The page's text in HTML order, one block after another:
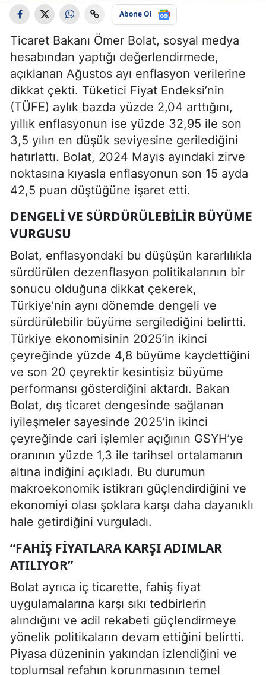
Abone Ol
Ticaret Bakanı Ömer Bolat, sosyal medya
hesabından yaptığı değerlendirmede,
açıklanan Ağustos ayı enflasyon verilerine
dikkat çekti. Tüketici Fiyat Endeksi’nin
(TÜFE) aylık bazda yüzde 2,04 arttığını,
yıllık enflasyonun ise yüzde 32,95 ile son
3,5 yılın en düşük seviyesine gerilediğini
hatırlattı. Bolat, 2024 Mayıs ayındaki zirve
noktasına kıyasla enflasyonun son 15 ayda
42,5 puan düştüğüne işaret etti.
DENGELI VE SÜRDÜRÜLEBILIR BÜYÜME
VURGUSU
Bolat, enflasyondaki bu düşüşün kararlılıkla
sürdürülen dezenflasyon politikalarının bir
sonucu olduğuna dikkat çekerek,
Türkiye’nin aynı dönemde dengeli ve
sürdürülebilir büyüme sergilediğini belirtti.
Türkiye ekonomisinin 2025’in ikinci
çeyreğinde yüzde 4,8 büyüme kaydettiğini
ve son 20 çeyrektir kesintisiz büyüme
performansı gösterdiğini aktardı. Bakan
Bolat, dış ticaret dengesinde sağlanan
iyileşmeler sayesinde 2025’in ikinci
çeyreğinde cari işlemler açığının GSYH’ye
oranının yüzde 1,3 ile tarihsel ortalamanın
altına indiğini açıkladı. Bu durumun
makroekonomik istikrarı güçlendirdiğini ve
ekonomiyi olası şoklara karşı daha dayanıklı
hale getirdiğini vurguladı.
“FAHIŞ FIYATLARA KARŞI ADIMLAR
ATILIYOR”
Bolat ayrıca iç ticarette, fahiş fiyat
uygulamalarına karşı sıkı tedbirlerin
alındığını ve adil rekabeti güçlendirmeye
yönelik politikaların devam ettiğini belirtti.
Piyasa düzeninin yakından izlendiğini ve
toplumsal refahın korunmasının temel